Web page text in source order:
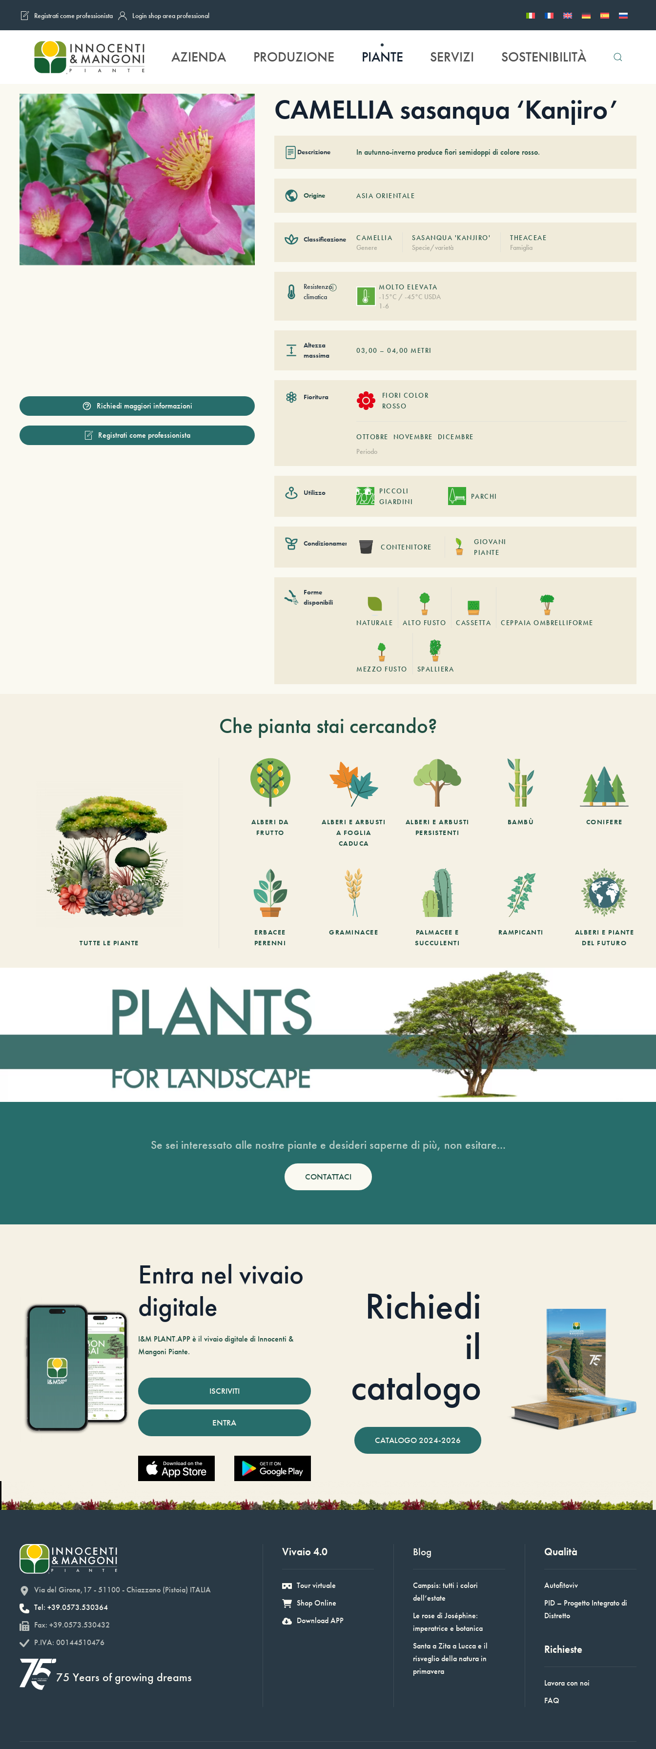
Skip to main content
Registrati come professionista Login shop area professional
AZIENDA PRODUZIONE PIANTE SERVIZI SOSTENIBILITÀ
Richiedi maggiori informazioni
Registrati come professionista
CAMELLIA sasanqua ‘Kanjiro’
Descrizione In autunno-inverno produce fiori semidoppi di colore rosso.
Origine ASIA ORIENTALE
Classificazione
CAMELLIA
Genere
SASANQUA 'KANJIRO'
Specie/varietà
THEACEAE
Famiglia
Resistenza
climatica
ⓘ
MOLTO ELEVATA
-15°C / -45°C USDA
1-6
Altezza
massima
03,00 –04,00 METRI
Fioritura
FIORI COLOR
ROSSO
OTTOBRE NOVEMBRE
DICEMBRE
Periodo
Utilizzo
PICCOLI
GIARDINI
PARCHI
Condizionamento CONTENITORE
GIOVANI
PIANTE
Forme
disponibili
NATURALE ALTO FUSTO CASSETTA CEPPAIA OMBRELLIFORME
MEZZO FUSTO SPALLIERA
Che pianta stai cercando?
TUTTE LE PIANTE
ALBERI DA
FRUTTO
ALBERI E ARBUSTI
A FOGLIA
CADUCA
ALBERI E ARBUSTI
PERSISTENTI
BAMBÙ CONIFERE
ERBACEE
PERENNI
GRAMINACEE
PALMACEE E
SUCCULENTI
RAMPICANTI
ALBERI E PIANTE
DEL FUTURO
Se sei interessato alle nostre piante e desideri saperne di più, non esitare...
CONTATTACI
Entra nel vivaio
digitale
I&M PLANT.APP è il vivaio digitale di Innocenti &
Mangoni Piante.
ISCRIVITI
ENTRA
Richiedi
il
catalogo
CATALOGO 2024-2026
Via del Girone,17 - 51100 - Chiazzano (Pistoia) ITALIA
Tel: +39.0573.530364
Fax: +39.0573.530432
P.IVA: 00144510476
75 Years of growing dreams
Vivaio 4.0
Tour virtuale
Shop Online
Download APP
Blog
Campsis: tutti i colori
dell’estate
Le rose di Joséphine:
imperatrice e botanica
Santa a Zita a Lucca e il
risveglio della natura in
primavera
Qualità
Autofitoviv
PID – Progetto Integrato di
Distretto
Richieste
Lavora con noi
FAQ